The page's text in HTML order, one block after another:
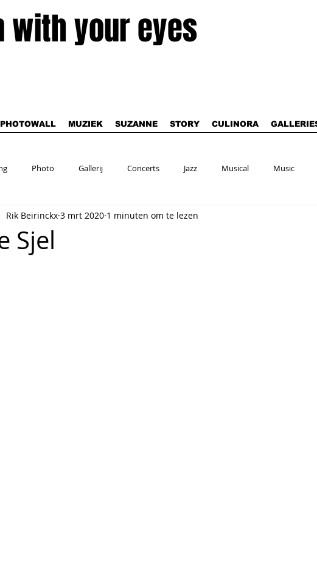
with your eyes
PHOTOWALL MUZIEK SUZANNE STORY CULINORA
Photo Gallerij Concerts Jazz Musical Music
Sjel
Rik Beirinckx 3 mrt 2020 1 minuten om te lezen